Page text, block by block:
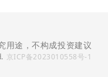
用途，不构成投资建议
京ICP备2023010558号-1